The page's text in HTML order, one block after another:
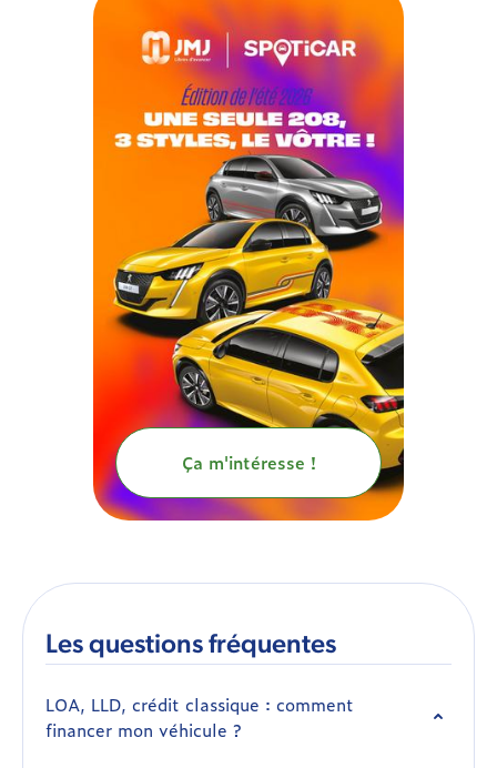
Ça m'intéresse !
Les questions fréquentes
LOA, LLD, crédit classique : comment
financer mon véhicule ?